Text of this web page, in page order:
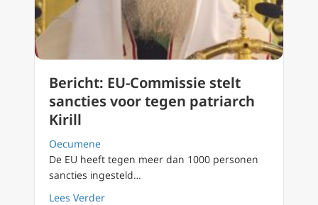
Bericht: EU-Commissie stelt
sancties voor tegen patriarch
Kirill
Oecumene
De EU heeft tegen meer dan 1000 personen
sancties ingesteld…
Lees Verderabout Bericht: EU-Commissie stelt sancties